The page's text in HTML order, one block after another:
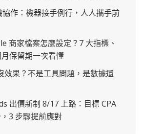
作：機器接手例行，人人攜手前
商家檔案怎麼設定？7 大指標、
保留期一次看懂
效果？不是工具問題，是數據還
出價新制 8/17 上路：目標 CPA
3 步驟提前應對